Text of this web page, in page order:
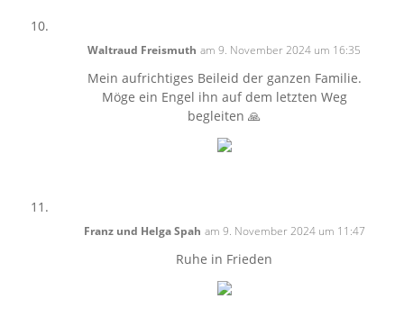
Waltraud Freismuth am 9. November 2024 um 16:35
Mein aufrichtiges Beileid der ganzen Familie.
Möge ein Engel ihn auf dem letzten Weg
begleiten 🙏
Franz und Helga Spah am 9. November 2024 um 11:47
Ruhe in Frieden